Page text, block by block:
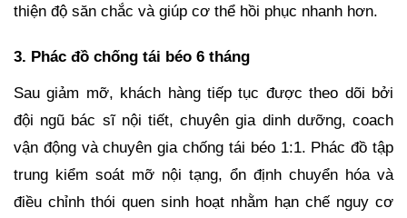
thiện độ săn chắc và giúp cơ thể hồi phục nhanh hơn.
3. Phác đồ chống tái béo 6 tháng
Sau giảm mỡ, khách hàng tiếp tục được theo dõi bởi
đội ngũ bác sĩ nội tiết, chuyên gia dinh dưỡng, coach
vận động và chuyên gia chống tái béo 1:1. Phác đồ tập
trung kiểm soát mỡ nội tạng, ổn định chuyển hóa và
điều chỉnh thói quen sinh hoạt nhằm hạn chế nguy cơ